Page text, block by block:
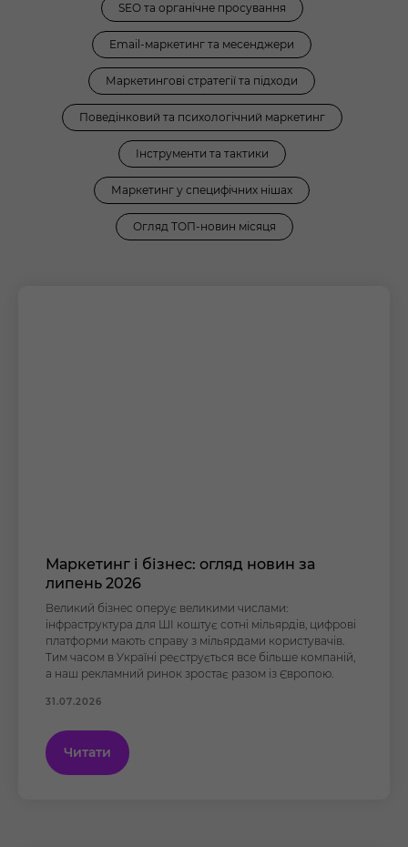
SEO та органічне просування
Email-маркетинг та месенджери
Маркетингові стратегії та підходи
Поведінковий та психологічний маркетинг
Інструменти та тактики
Маркетинг у специфічних нішах
Огляд ТОП-новин місяця
Маркетинг і бізнес: огляд новин за
липень 2026
Великий бізнес оперує великими числами:
інфраструктура для ШІ коштує сотні мільярдів, цифрові
платформи мають справу з мільярдами користувачів.
Тим часом в Україні реєструється все більше компаній,
а наш рекламний ринок зростає разом із Європою.
31.07.2026
Читати